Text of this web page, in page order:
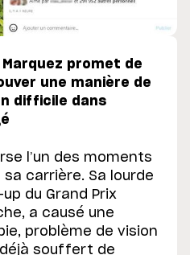
promet de
une manière de
difficile dans
l’un des moments
carrière. Sa lourde
du Grand Prix
a causé une
problème de vision
souffert de